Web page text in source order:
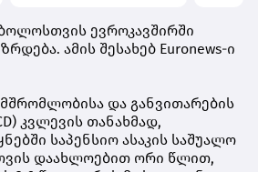
ევროკავშირში
ამის შესახებ Euronews-ი
და განვითარების
კვლევის თანახმად,
საპენსიო ასაკის საშუალო
დაახლოებით ორი წლით,